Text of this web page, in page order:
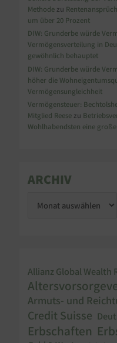
Methode zu
um über 20 Prozent
DIW: Grunderbe würde
Vermögensverteilung in
gewöhnlich behauptet
DIW: Grunderbe würde
höher die
Vermögensungleichheit
Vermögensteuer:
Mitglied Reese zu
Wohlhabendsten eine
ARCHIV
Allianz Global Wealth
Armuts- und
Credit Suisse
Erbschaften